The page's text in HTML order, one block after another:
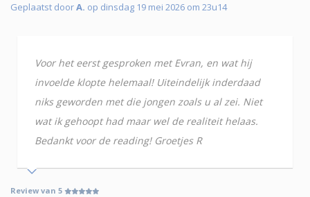
Geplaatst doorA. op dinsdag 19 mei 2026 om 23u14
Voor het eerst gesproken met Evran, en wat hij
invoelde klopte helemaal! Uiteindelijk inderdaad
niks geworden met die jongen zoals u al zei. Niet
wat ik gehoopt had maar wel de realiteit helaas.
Bedankt voor de reading! Groetjes R
Review van 5